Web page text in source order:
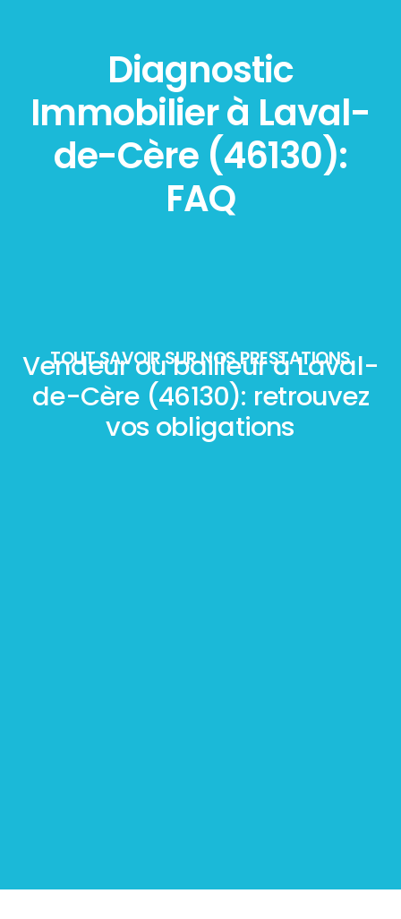
Diagnostic
Immobilier à Laval-
de-Cère (46130):
FAQ
TOUT SAVOIR SUR NOS PRESTATIONS
Vendeur ou bailleur à Laval-
de-Cère (46130): retrouvez
vos obligations